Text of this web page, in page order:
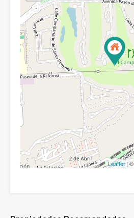
Leaflet| ©